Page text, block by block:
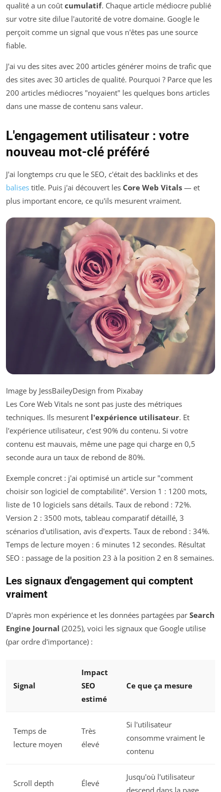
qualité a un coût cumulatif. Chaque article médiocre publié
sur votre site dilue l'autorité de votre domaine. Google le
perçoit comme un signal que vous n'êtes pas une source
fiable.
J'ai vu des sites avec 200 articles générer moins de trafic que
des sites avec 30 articles de qualité. Pourquoi ? Parce que les
200 articles médiocres "noyaient" les quelques bons articles
dans une masse de contenu sans valeur.
L'engagement utilisateur : votre
nouveau mot-clé préféré
J'ai longtemps cru que le SEO, c'était des backlinks et des
balises title. Puis j'ai découvert les Core Web Vitals — et
plus important encore, ce qu'ils mesurent vraiment.
Image by JessBaileyDesign from Pixabay
Les Core Web Vitals ne sont pas juste des métriques
techniques. Ils mesurent l'expérience utilisateur. Et
l'expérience utilisateur, c'est 90% du contenu. Si votre
contenu est mauvais, même une page qui charge en 0,5
seconde aura un taux de rebond de 80%.
Exemple concret : j'ai optimisé un article sur "comment
choisir son logiciel de comptabilité". Version 1 : 1200 mots,
liste de 10 logiciels sans détails. Taux de rebond : 72%.
Version 2 : 3500 mots, tableau comparatif détaillé, 3
scénarios d'utilisation, avis d'experts. Taux de rebond : 34%.
Temps de lecture moyen : 6 minutes 12 secondes. Résultat
SEO : passage de la position 23 à la position 2 en 8 semaines.
Les signaux d'engagement qui comptent
vraiment
D'après mon expérience et les données partagées par Search
Engine Journal (2025), voici les signaux que Google utilise
(par ordre d'importance) :
Signal
Impact
SEO
estimé
Ce que ça mesure
Temps de
lecture moyen
Très
élevé
Si l'utilisateur
consomme vraiment le
contenu
Scroll depth Élevé
Jusqu'où l'utilisateur
descend dans la page